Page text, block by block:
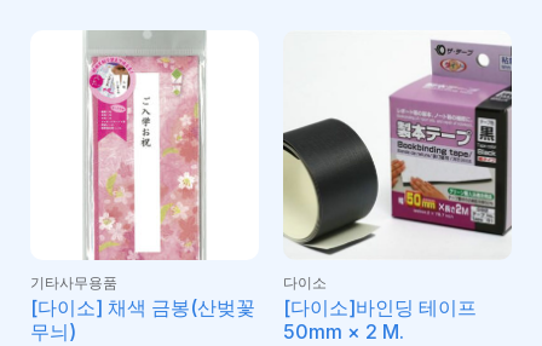
기타사무용품
[다이소] 채색 금봉(산벚꽃
무늬)
다이소
[다이소]바인딩 테이프
50mm × 2 M.